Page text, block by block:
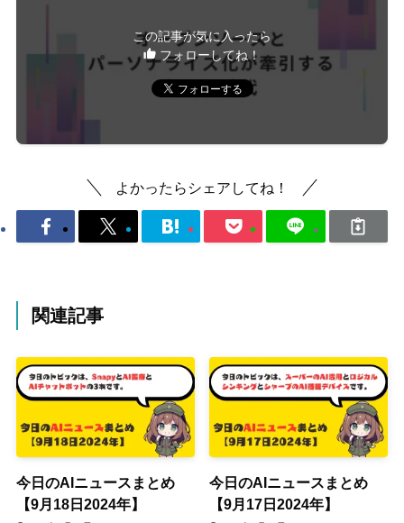
この記事が気に入ったら
フォローしてね！
よかったらシェアしてね！
関連記事
今日のAIニュースまとめ
【9月18日2024年】
今日のAIニュースまとめ
【9月17日2024年】